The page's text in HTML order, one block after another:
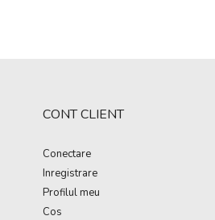
CONT CLIENT
Conectare
Inregistrare
Profilul meu
Cos